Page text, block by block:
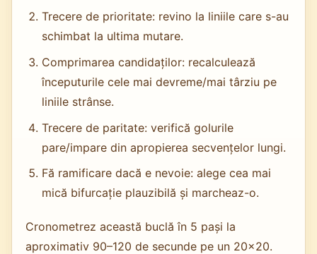
Trecere de prioritate: revino la liniile care s-au
schimbat la ultima mutare.
Comprimarea candidaților: recalculează
începuturile cele mai devreme/mai târziu pe
liniile strânse.
Trecere de paritate: verifică golurile
pare/impare din apropierea secvențelor lungi.
Fă ramificare dacă e nevoie: alege cea mai
mică bifurcație plauzibilă și marcheaz-o.
Cronometrez această buclă în 5 pași la
aproximativ 90–120 de secunde pe un 20x20.